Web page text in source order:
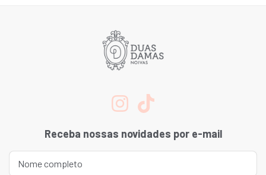
Receba nossas novidades por e-mail